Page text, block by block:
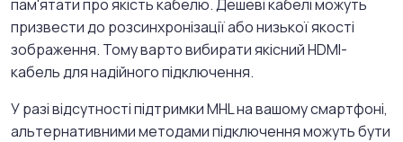
пам'ятати про якість кабелю. Дешеві кабелі можуть
призвести до розсинхронізації або низької якості
зображення. Тому варто вибирати якісний HDMI-
кабель для надійного підключення.
У разі відсутності підтримки MHL на вашому смартфоні,
альтернативними методами підключення можуть бути